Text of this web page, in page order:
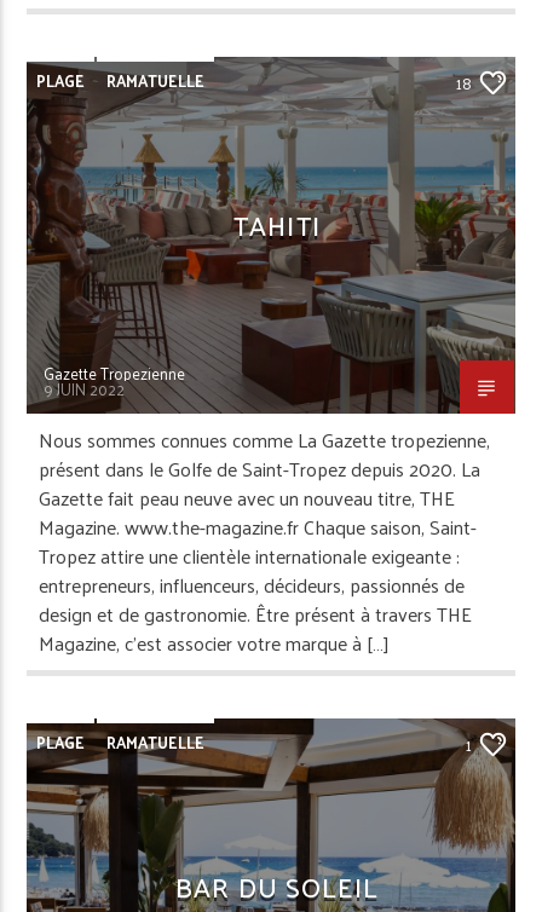
PLAGE RAMATUELLE 18
TAHITI
Gazette Tropezienne
9 JUIN 2022
Nous sommes connues comme La Gazette tropezienne,
présent dans le Golfe de Saint-Tropez depuis 2020. La
Gazette fait peau neuve avec un nouveau titre, THE
Magazine. www.the-magazine.fr Chaque saison, Saint-
Tropez attire une clientèle internationale exigeante :
entrepreneurs, influenceurs, décideurs, passionnés de
design et de gastronomie. Être présent à travers THE
Magazine, c’est associer votre marque à […]
PLAGE RAMATUELLE 1
BAR DU SOLEIL